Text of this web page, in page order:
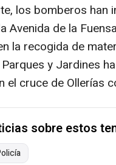
los bomberos han
Avenida de la
la recogida de
y Jardines
el cruce de Ollerías
sobre estos